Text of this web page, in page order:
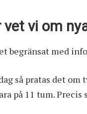
vet vi om
begränsat med
så pratas det
på 11 tum.